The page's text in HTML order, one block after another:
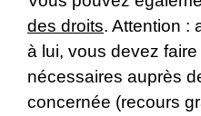
des droits. Attention :
à lui, vous devez
nécessaires auprès
concernée (recours